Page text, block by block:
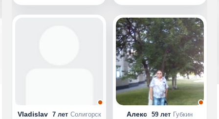
Vladislav Солигорск
7 лет Алекс Губкин
59 лет